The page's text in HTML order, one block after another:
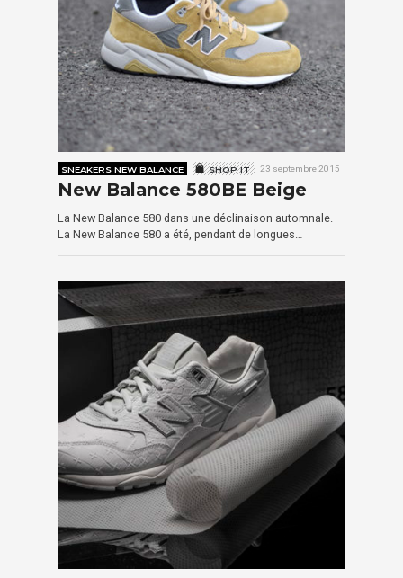
SNEAKERS NEW BALANCE SHOP IT 23 septembre 2015
New Balance 580BE Beige
La New Balance 580 dans une déclinaison automnale.
La New Balance 580 a été, pendant de longues…